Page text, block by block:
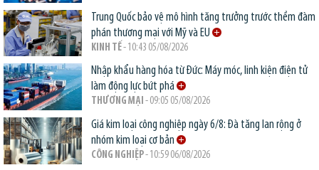
Trung Quốc bảo vệ mô hình tăng trưởng trước thềm đàm
phán thương mại với Mỹ và EU
KINH TẾ- 10:43 05/08/2026
Nhập khẩu hàng hóa từ Đức: Máy móc, linh kiện điện tử
làm động lực bứt phá
THƯƠNG MẠI - 09:05 05/08/2026
Giá kim loại công nghiệp ngày 6/8: Đà tăng lan rộng ở
nhóm kim loại cơ bản
CÔNG NGHIỆP- 10:59 06/08/2026